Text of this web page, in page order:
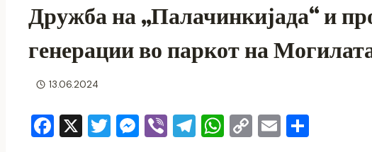
Дружба на „Палачинкијада“ и
генерации во паркот на
13.06.2024
F X T M Vi T W C E